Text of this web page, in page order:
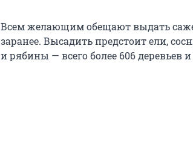
Всем желающим обещают выдать
заранее. Высадить предстоит ели,
и рябины — всего более 606 деревьев